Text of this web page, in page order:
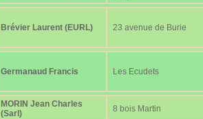
Brévier Laurent (EURL) 23 avenue de Burie
Germanaud Francis Les Ecudets
MORIN Jean Charles
(Sarl)
8 bois Martin